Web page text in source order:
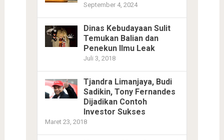
September 4, 2024
Dinas Kebudayaan Sulit
Temukan Balian dan
Penekun Ilmu Leak
Juli 3, 2018
Tjandra Limanjaya, Budi
Sadikin, Tony Fernandes
Dijadikan Contoh
Investor Sukses
Maret 23, 2018